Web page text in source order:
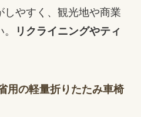
しやすく、観光地や商業
リクライニングやティ
用の軽量折りたたみ車椅